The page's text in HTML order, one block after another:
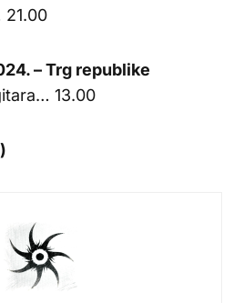
– Trg republike
13.00